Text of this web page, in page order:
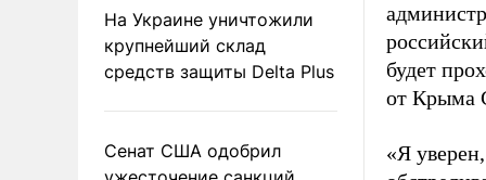
На Украине уничтожили
крупнейший склад
средств защиты Delta Plus
Сенат США одобрил
будет
от Крыма
«Я